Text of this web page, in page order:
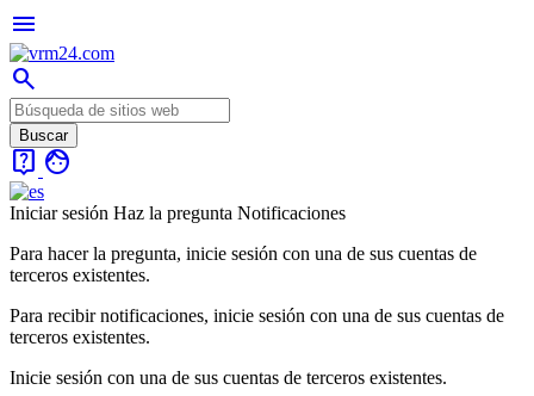
menu
search
live_help face
Iniciar sesión Haz la pregunta Notificaciones
Para hacer la pregunta, inicie sesión con una de sus cuentas de
terceros existentes.
Para recibir notificaciones, inicie sesión con una de sus cuentas de
terceros existentes.
Inicie sesión con una de sus cuentas de terceros existentes.